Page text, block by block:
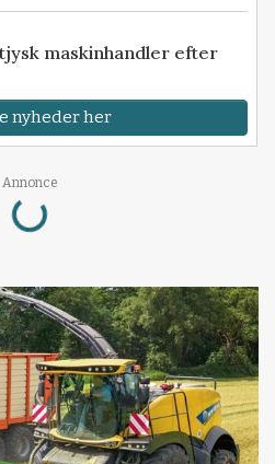
maskinhandler efter
nyheder her
Annonce
Loading...